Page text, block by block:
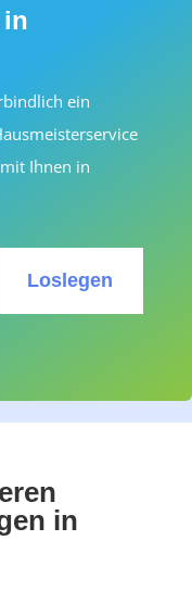
in
ein
Ihnen in
Loslegen
in